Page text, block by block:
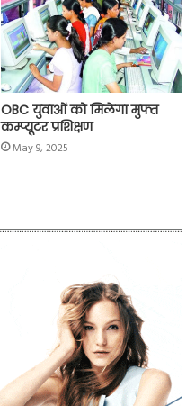
OBC युवाओं को मिलेगा मुफ्त
कम्प्यूटर प्रशिक्षण
May 9, 2025